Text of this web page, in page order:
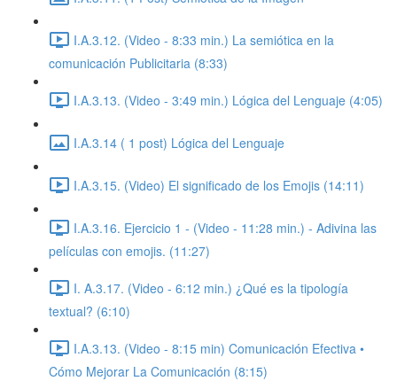
I.A.3.12. (Video - 8:33 min.) La semiótica en la
comunicación Publicitaria (8:33)
I.A.3.13. (Video - 3:49 min.) Lógica del Lenguaje (4:05)
I.A.3.14 ( 1 post) Lógica del Lenguaje
I.A.3.15. (Video) El significado de los Emojis (14:11)
I.A.3.16. Ejercicio 1 - (Video - 11:28 min.) - Adivina las
películas con emojis. (11:27)
I. A.3.17. (Video - 6:12 min.) ¿Qué es la tipología
textual? (6:10)
I.A.3.13. (Video - 8:15 min) Comunicación Efectiva •
Cómo Mejorar La Comunicación (8:15)